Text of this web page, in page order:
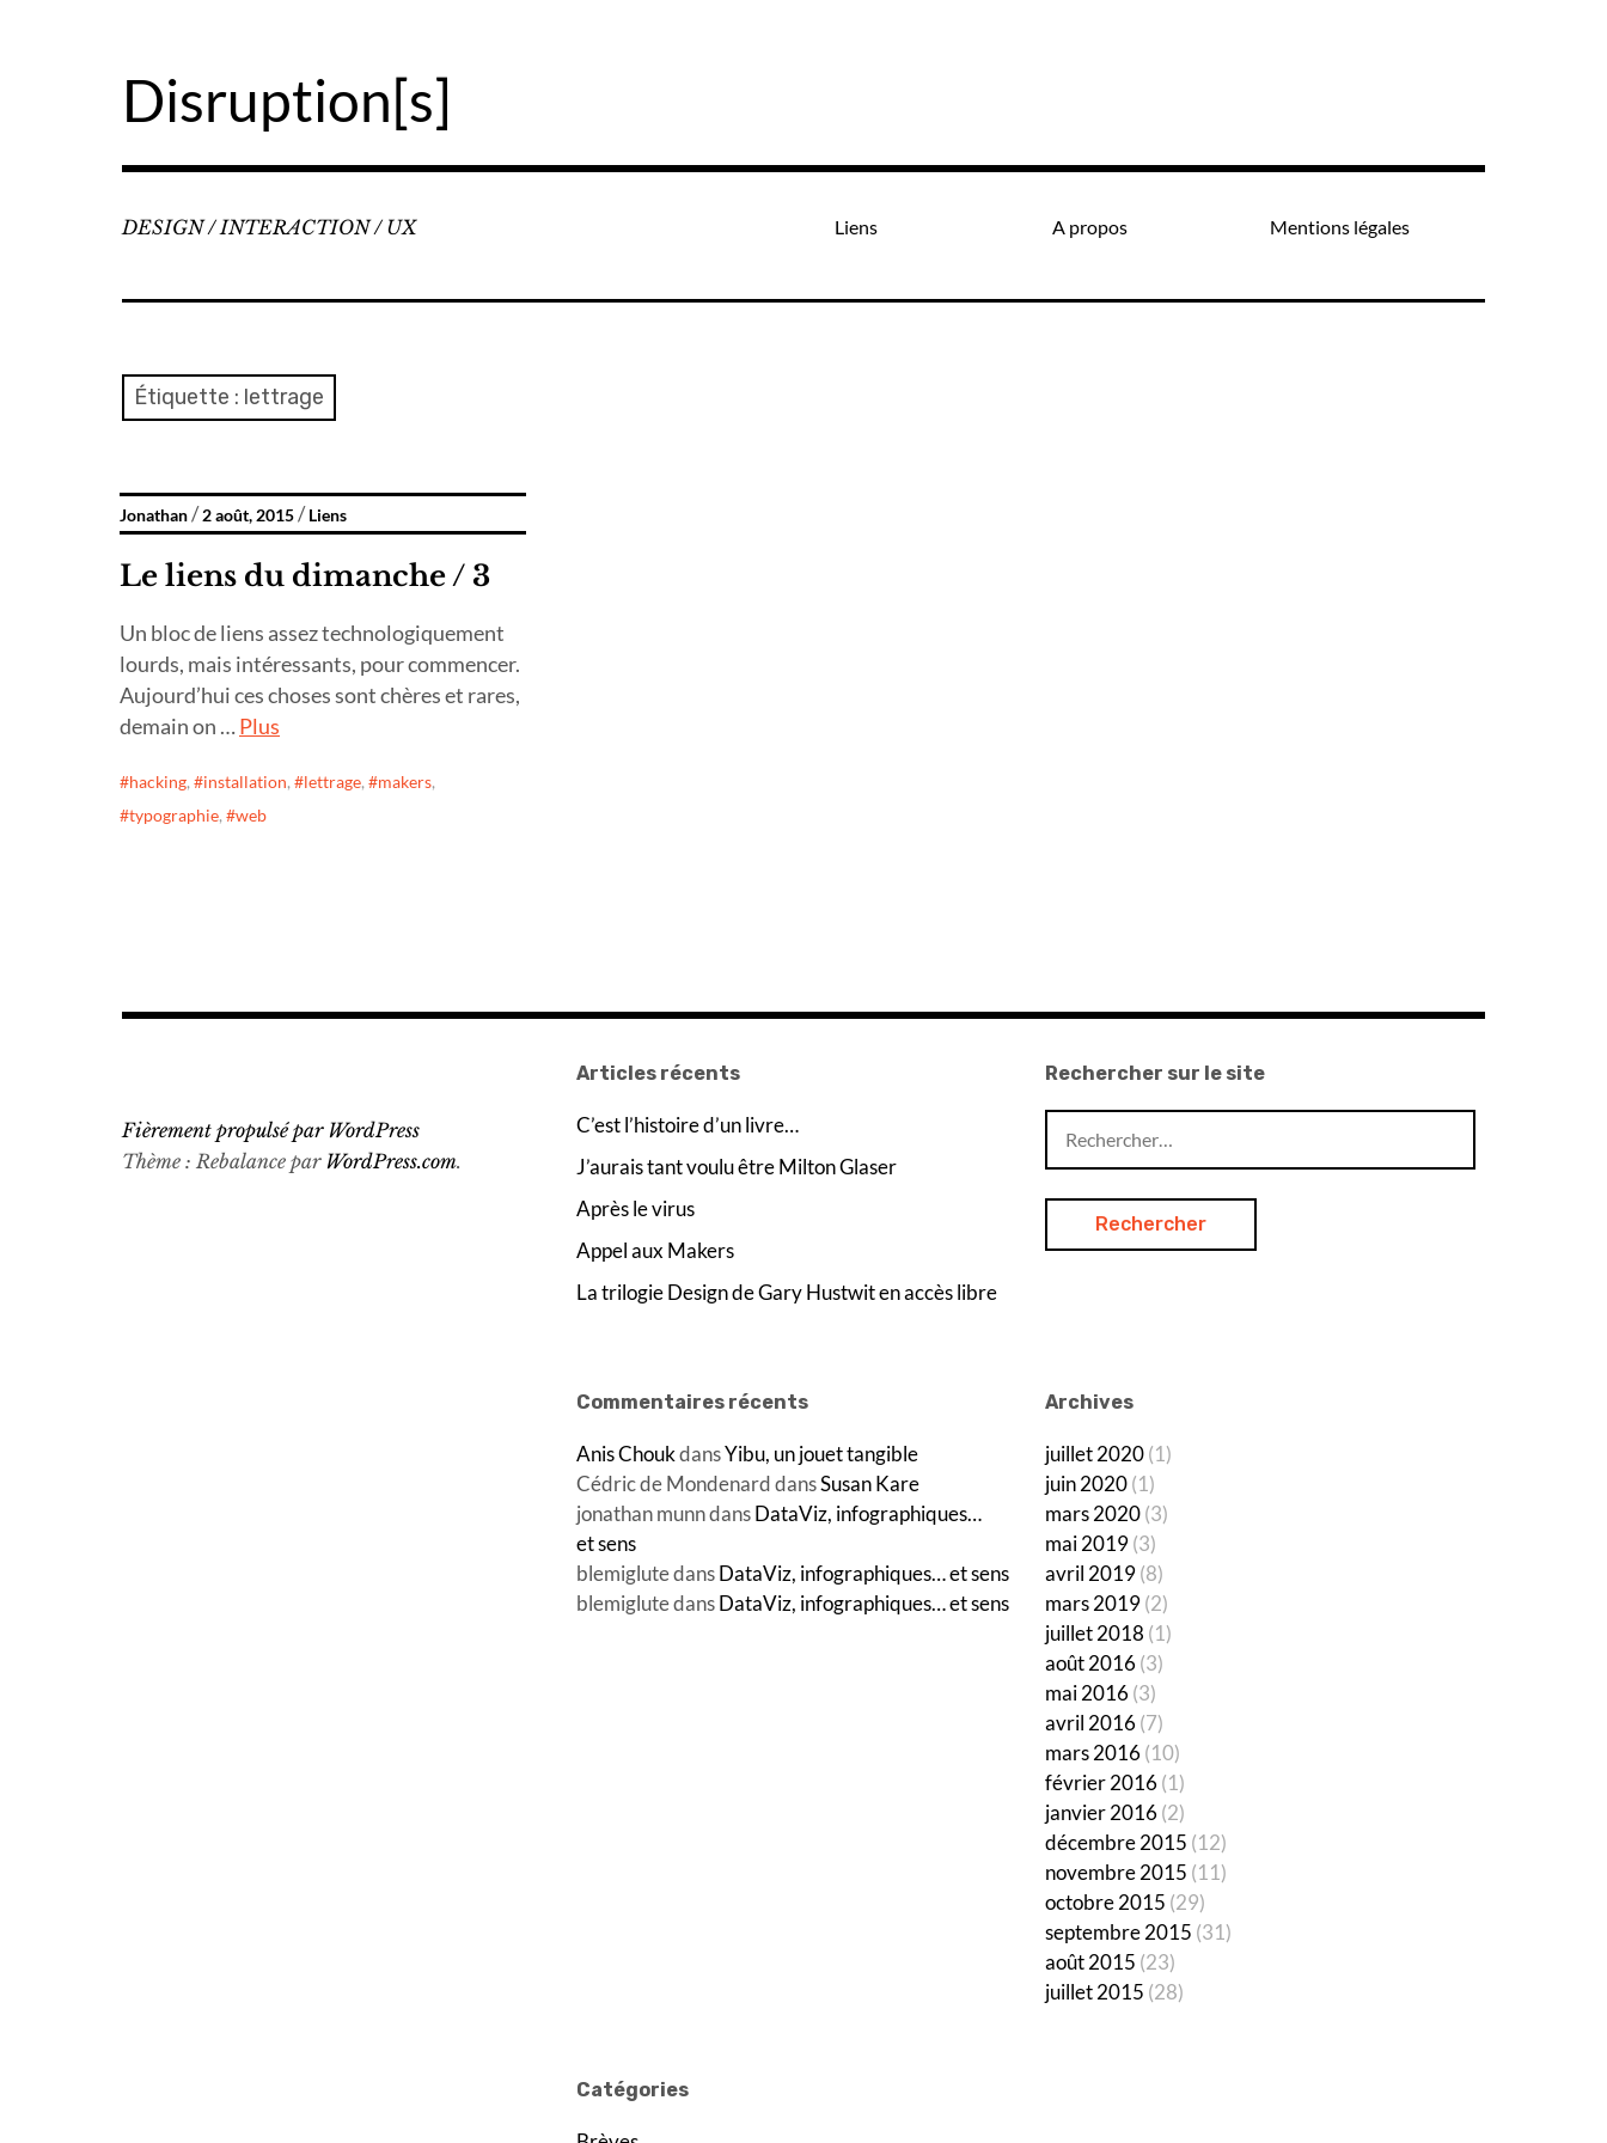
Disruption[s]
DESIGN / INTERACTION / UX Liens A propos Mentions légales
Étiquette : lettrage
Jonathan 2 août, 2015 Liens
Le liens du dimanche / 3
Un bloc de liens assez technologiquement
lourds, mais intéressants, pour commencer.
Aujourd’hui ces choses sont chères et rares,
demain on …Plus
hacking, installation, lettrage, makers,
typographie, web
Articles récents
C’est l’histoire d’un livre…
J’aurais tant voulu être Milton Glaser
Après le virus
Appel aux Makers
La trilogie Design de Gary Hustwit en accès libre
Rechercher sur le site
Commentaires récents
Anis ChoukdansYibu, un jouet tangible
Cédric de MondenarddansSusan Kare
jonathan munndansDataViz, infographiques…
et sens
blemiglutedansDataViz, infographiques… et sens
blemiglutedansDataViz, infographiques… et sens
Archives
juillet 2020(1)
juin 2020(1)
mars 2020(3)
mai 2019(3)
avril 2019(8)
mars 2019(2)
juillet 2018 (1)
août 2016(3)
mai 2016(3)
avril 2016(7)
mars 2016(10)
février 2016(1)
janvier 2016(2)
décembre 2015 (12)
novembre 2015 (11)
octobre 2015 (29)
septembre 2015 (31)
août 2015 (23)
juillet 2015 (28)
Catégories
Fièrement propulsé par WordPress
Thème : Rebalance par WordPress.com.